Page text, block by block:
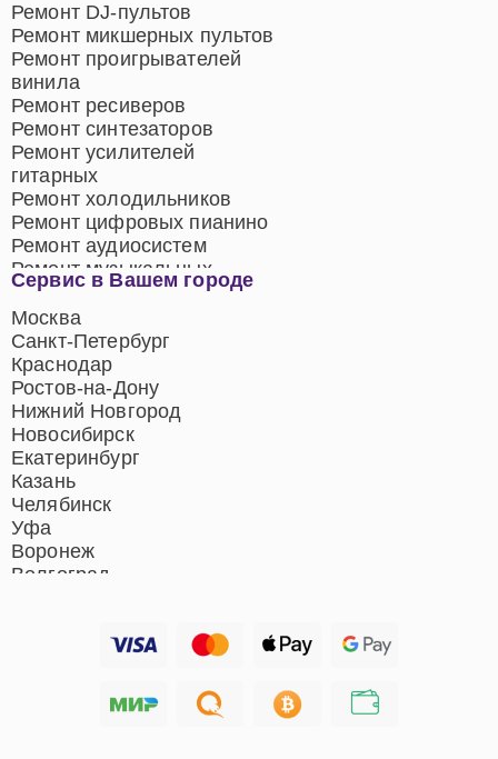
Сервис в Вашем городе
Москва
Санкт-Петербург
Краснодар
Ростов-на-Дону
Нижний Новгород
Новосибирск
Екатеринбург
Казань
Челябинск
Уфа
Воронеж
Волгоград
Хабаровск
Ремонт DJ-пультов
Ремонт микшерных пультов
Ремонт проигрывателей
винила
Ремонт ресиверов
Ремонт синтезаторов
Ремонт усилителей
гитарных
Ремонт холодильников
Ремонт цифровых пианино
Ремонт аудиосистем
Ремонт музыкальных
центров
Ремонт домашних
кинотеатров
Ремонт микрофонов
Ремонт акустических
систем